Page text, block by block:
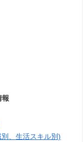
報
、生活スキル別)